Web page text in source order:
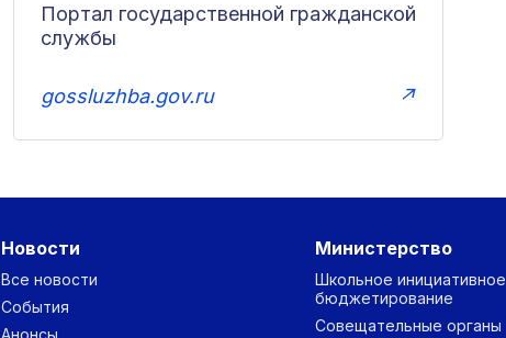
Портал государственной гражданской
службы
gossluzhba.gov.ru ↗
Новости
Все новости
События
Анонсы
Министерство
Школьное инициативное
бюджетирование
Совещательные органы